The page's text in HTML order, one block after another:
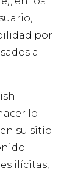
por
al
lo
su sitio
ilícitas,